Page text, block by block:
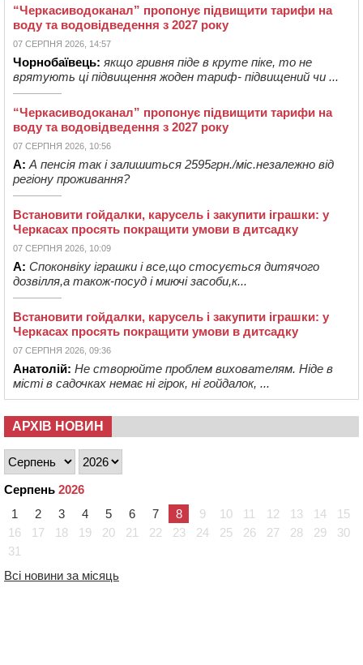
“Черкасиводоканал” пропонує підвищити тарифи на
воду та водовідведення з 2027 року
07 СЕРПНЯ 2026, 14:57
Чорнобаївець: якщо гривня піде в круте піке, то не
врятують ці підвищення жоден тариф- підвищений чи ...
“Черкасиводоканал” пропонує підвищити тарифи на
воду та водовідведення з 2027 року
07 СЕРПНЯ 2026, 10:56
А: А пенсія так і залишиться 2595грн./міс.незалежно від
регіону проживання?
Встановити гойдалки, карусель і закупити іграшки: у
Черкасах просять покращити умови в дитсадку
07 СЕРПНЯ 2026, 10:09
А: Споконвіку іграшки і все,що стосується дитячого
дозвілля,а також-посуд і миючі засоби,к...
Встановити гойдалки, карусель і закупити іграшки: у
Черкасах просять покращити умови в дитсадку
07 СЕРПНЯ 2026, 09:36
Анатолій: Не створюйте проблем вихователям. Ніде в
місті в садочках немає ні гірок, ні гойдалок, ...
АРХІВ НОВИН
Серпень 2026
1
2 3 4 5 6 7 8 9 10 11 12 13 14
15
16
17 18 19 20 21 22 23 24 25 26 27 28 29
30
31
Всі новини за місяць